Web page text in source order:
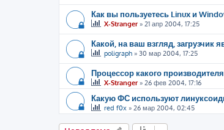
Как вы пользуетесь Linux и
X-Stranger» 21 апр 2004, 17:25
Какой, на ваш взгляд, загрузчик
poligraph » 30 мар 2004, 17:25
Процессор какого
X-Stranger» 26 фев 2004, 17:16
Какую ФС используют
red f0x » 26 мар 2004, 02:45